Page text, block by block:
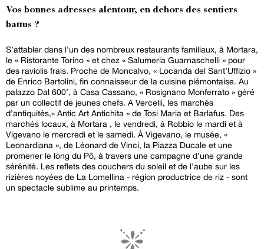
Vos bonnes adresses alentour, en dehors des sentiers
battus ?
S’attabler dans l’un des nombreux restaurants familiaux, à Mortara,
le « Ristorante Torino » et chez « Salumeria Guarnaschelli » pour
des raviolis frais. Proche de Moncalvo, « Locanda del Sant’Uffizio »
de Enrico Bartolini, fin connaisseur de la cuisine piémontaise. Au
palazzo Dal 600’, à Casa Cassano, « Rosignano Monferrato » géré
par un collectif de jeunes chefs. A Vercelli, les marchés
d’antiquités,« Antic Art Antichita » de Tosi Maria et Barlafus. Des
marchés locaux, à Mortara , le vendredi, à Robbio le mardi et à
Vigevano le mercredi et le samedi. À Vigevano, le musée, «
Leonardiana », de Léonard de Vinci, la Piazza Ducale et une
promener le long du Pô, à travers une campagne d’une grande
sérénité. Les reflets des couchers du soleil et de l'aube sur les
rizières noyées de La Lomellina - région productrice de riz - sont
un spectacle sublime au printemps.